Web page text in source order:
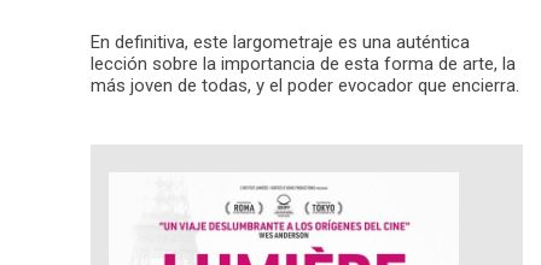
En definitiva, este largometraje es una auténtica
lección sobre la importancia de esta forma de arte, la
más joven de todas, y el poder evocador que encierra.